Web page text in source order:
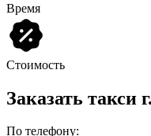
Время
Стоимость
Заказать такси
По телефону: